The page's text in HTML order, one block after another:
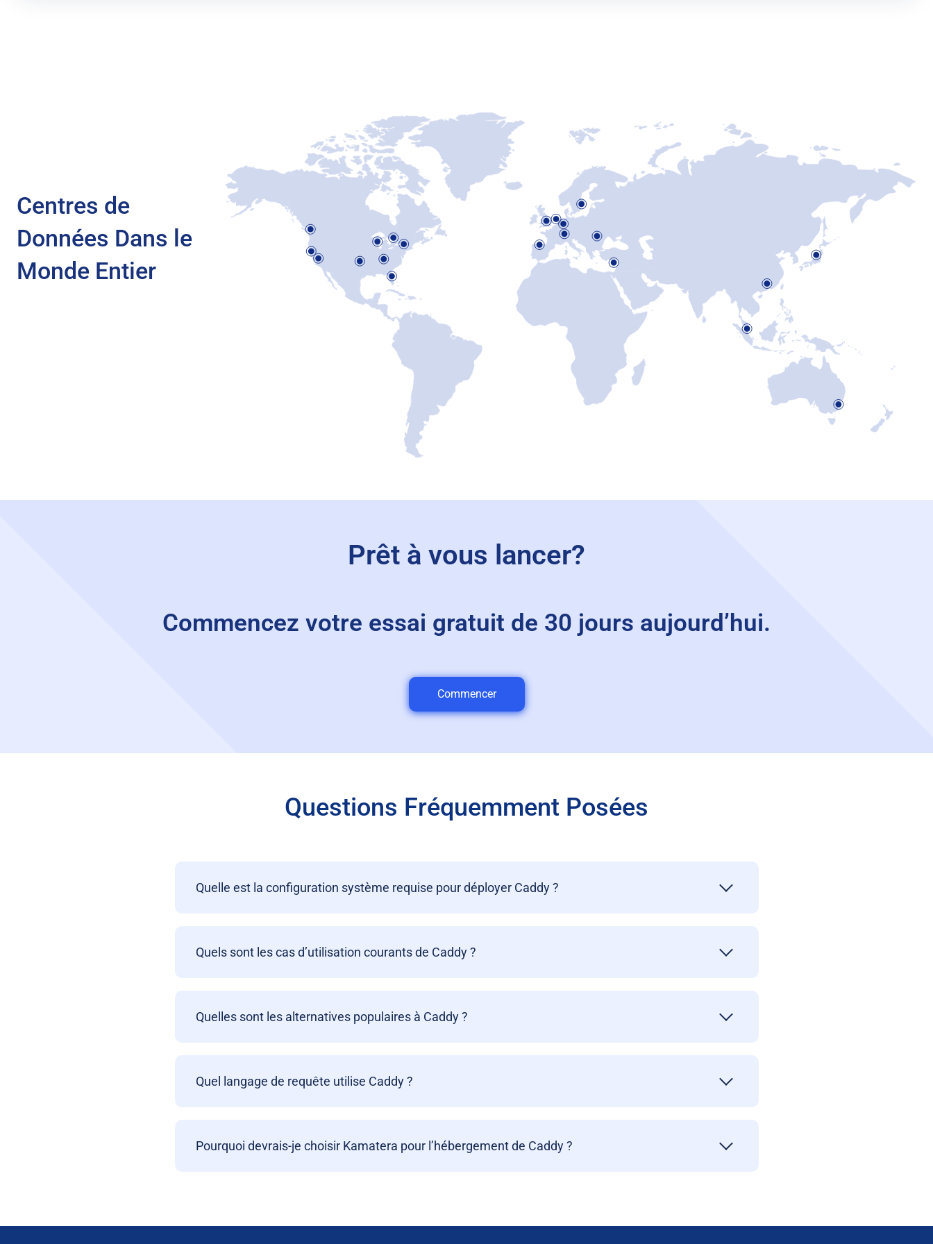
Centres de
Données Dans le
Monde Entier
Prêt à vous lancer?
Commencez votre essai gratuit de 30 jours aujourd’hui.
Commencer
Questions Fréquemment Posées
Quelle est la configuration système requise pour déployer Caddy ?
Quels sont les cas d’utilisation courants de Caddy ?
Quelles sont les alternatives populaires à Caddy ?
Quel langage de requête utilise Caddy ?
Pourquoi devrais-je choisir Kamatera pour l’hébergement de Caddy ?